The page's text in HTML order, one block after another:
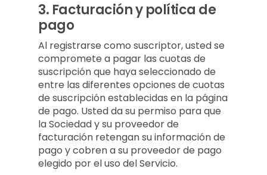
3. Facturación y política de
pago
Al registrarse como suscriptor, usted se
compromete a pagar las cuotas de
suscripción que haya seleccionado de
entre las diferentes opciones de cuotas
de suscripción establecidas en la página
de pago. Usted da su permiso para que
la Sociedad y su proveedor de
facturación retengan su información de
pago y cobren a su proveedor de pago
elegido por el uso del Servicio.